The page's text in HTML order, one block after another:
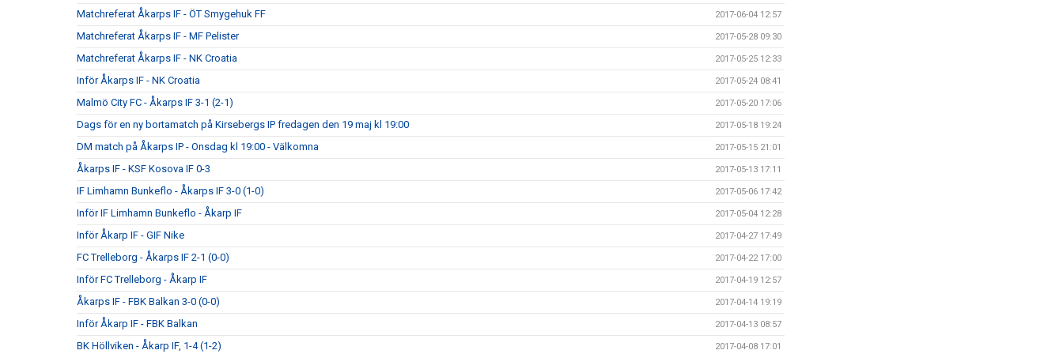
Matchreferat Åkarps IF - ÖT Smygehuk FF 2017-06-04 12:57
Matchreferat Åkarps IF - MF Pelister 2017-05-28 09:30
Matchreferat Åkarps IF - NK Croatia 2017-05-25 12:33
Inför Åkarps IF - NK Croatia 2017-05-24 08:41
Malmö City FC - Åkarps IF 3-1 (2-1) 2017-05-20 17:06
Dags för en ny bortamatch på Kirsebergs IP fredagen den 19 maj kl 19:00 2017-05-18 19:24
DM match på Åkarps IP - Onsdag kl 19:00 - Välkomna 2017-05-15 21:01
Åkarps IF - KSF Kosova IF 0-3 2017-05-13 17:11
IF Limhamn Bunkeflo - Åkarps IF 3-0 (1-0) 2017-05-06 17:42
Inför IF Limhamn Bunkeflo - Åkarp IF 2017-05-04 12:28
Inför Åkarp IF - GIF Nike 2017-04-27 17:49
FC Trelleborg - Åkarps IF 2-1 (0-0) 2017-04-22 17:00
Inför FC Trelleborg - Åkarp IF 2017-04-19 12:57
Åkarps IF - FBK Balkan 3-0 (0-0) 2017-04-14 19:19
Inför Åkarp IF - FBK Balkan 2017-04-13 08:57
BK Höllviken - Åkarp IF, 1-4 (1-2) 2017-04-08 17:01